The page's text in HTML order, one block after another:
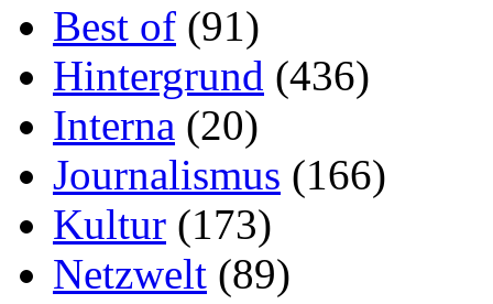
Best of (91)
Hintergrund (436)
Interna (20)
Journalismus (166)
Kultur (173)
Netzwelt (89)